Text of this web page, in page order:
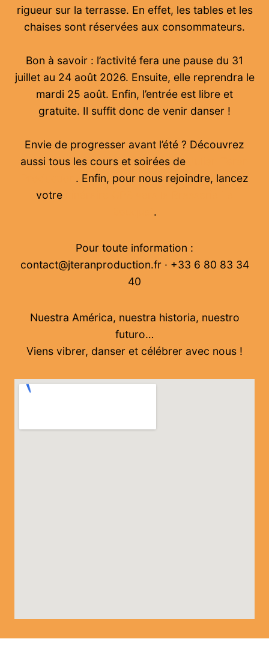
rigueur sur la terrasse. En effet, les tables et les
chaises sont réservées aux consommateurs.
Bon à savoir : l’activité fera une pause du 31
juillet au 24 août 2026. Ensuite, elle reprendra le
mardi 25 août. Enfin, l’entrée est libre et
gratuite. Il suffit donc de venir danser !
Envie de progresser avant l’été ? Découvrez
aussi tous les cours et soirées de
. Enfin, pour nous rejoindre, lancez
votre
.
Pour toute information :
contact@jteranproduction.fr · +33 6 80 83 34
40
Nuestra América, nuestra historia, nuestro
futuro…
Viens vibrer, danser et célébrer avec nous !